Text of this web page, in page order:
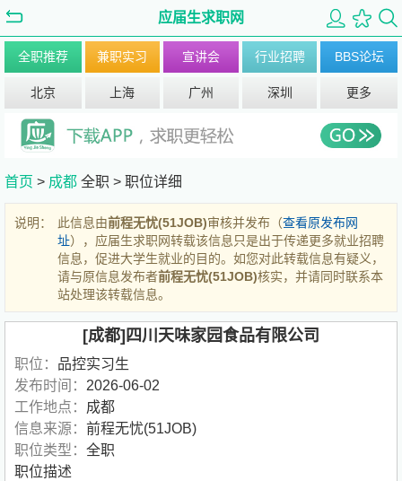
应届生求职网
全职推荐 兼职实习 宣讲会 行业招聘 BBS论坛
北京 上海 广州 深圳 更多
首页 > 成都 全职 > 职位详细
说明： 此信息由前程无忧(51JOB)审核并发布（查看原发布网
址），应届生求职网转载该信息只是出于传递更多就业招聘
信息，促进大学生就业的目的。如您对此转载信息有疑义，
请与原信息发布者前程无忧(51JOB)核实，并请同时联系本
站处理该转载信息。
[成都]四川天味家园食品有限公司
职位： 品控实习生
发布时间： 2026-06-02
工作地点： 成都
信息来源： 前程无忧(51JOB)
职位类型： 全职
职位描述